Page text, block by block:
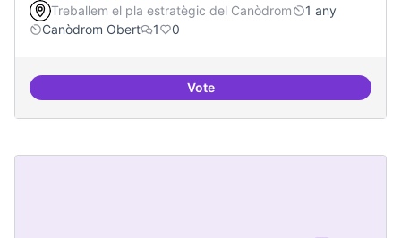
Treballem el pla estratègic del Canòdrom
1 any
Canòdrom Obert
1 0
VoteMemòria HIstòrica